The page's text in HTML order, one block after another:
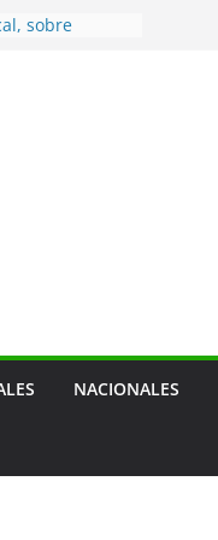
sobre
transporte
de las
terapia
cáncer de
prevenir
mascotas
social
NACIONALES